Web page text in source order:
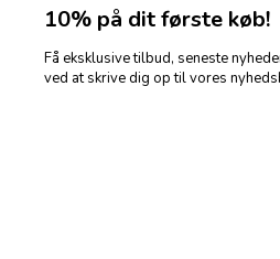
LULU Copenhagen Color Ball
10% på dit første køb!
Få eksklusive tilbud, seneste
ved at skrive dig op til vores